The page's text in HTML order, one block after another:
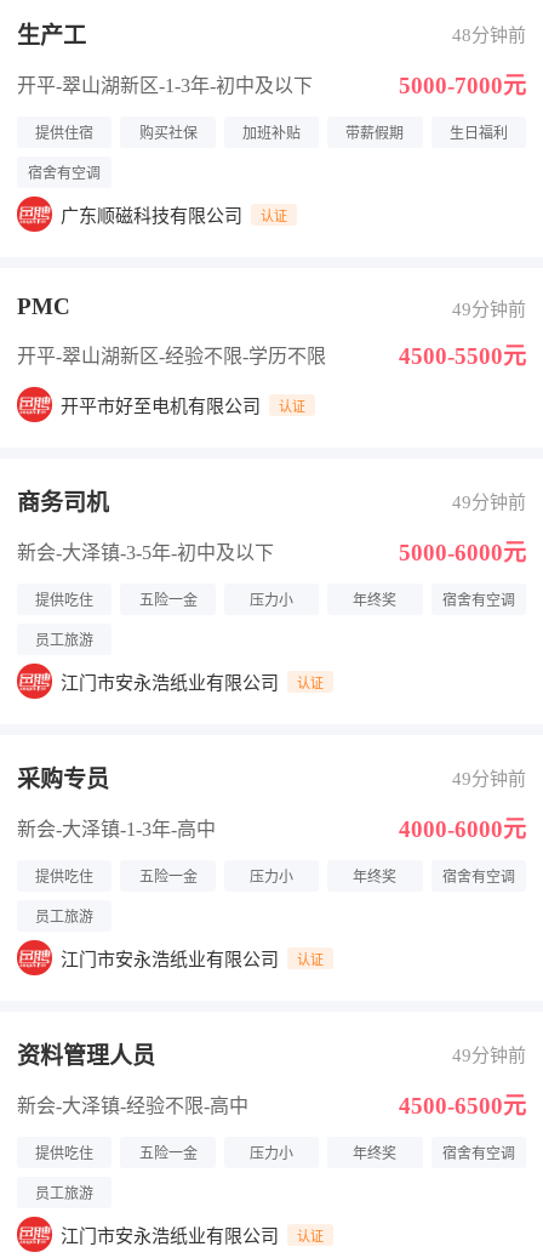
生产工 48分钟前
开平-翠山湖新区-1-3年-初中及以下 5000-7000元
提供住宿 购买社保 加班补贴 带薪假期 生日福利
宿舍有空调
广东顺磁科技有限公司 认证
PMC 49分钟前
开平-翠山湖新区-经验不限-学历不限 4500-5500元
开平市好至电机有限公司 认证
商务司机 49分钟前
新会-大泽镇-3-5年-初中及以下 5000-6000元
提供吃住 五险一金 压力小 年终奖 宿舍有空调
员工旅游
江门市安永浩纸业有限公司 认证
采购专员 49分钟前
新会-大泽镇-1-3年-高中 4000-6000元
提供吃住 五险一金 压力小 年终奖 宿舍有空调
员工旅游
江门市安永浩纸业有限公司 认证
资料管理人员 49分钟前
新会-大泽镇-经验不限-高中 4500-6500元
提供吃住 五险一金 压力小 年终奖 宿舍有空调
员工旅游
江门市安永浩纸业有限公司 认证